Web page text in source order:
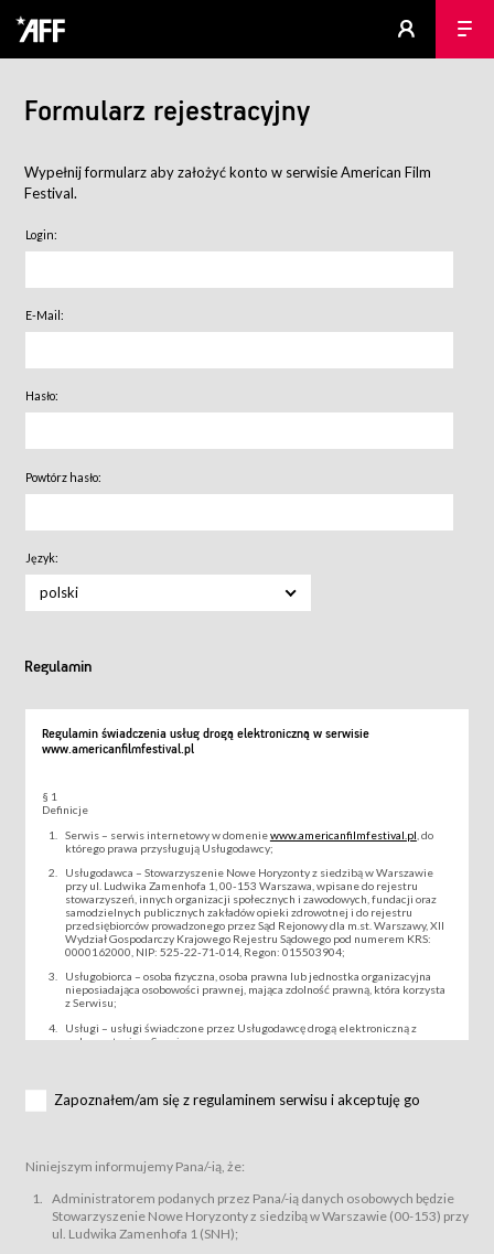
Formularz rejestracyjny
Wypełnij formularz aby założyć konto w serwisie American Film
Festival.
Login:
E-Mail:
Hasło:
Powtórz hasło:
Język:
polski
Regulamin
Regulamin świadczenia usług drogą elektroniczną w serwisie
www.americanfilmfestival.pl
§ 1
Definicje
Serwis – serwis internetowy w domeniewww.americanfilmfestival.pl , do
którego prawa przysługują Usługodawcy;
Usługodawca – Stowarzyszenie Nowe Horyzonty z siedzibą w Warszawie
przy ul. Ludwika Zamenhofa 1, 00-153 Warszawa, wpisane do rejestru
stowarzyszeń, innych organizacji społecznych i zawodowych, fundacji oraz
samodzielnych publicznych zakładów opieki zdrowotnej i do rejestru
przedsiębiorców prowadzonego przez Sąd Rejonowy dla m.st. Warszawy, XII
Wydział Gospodarczy Krajowego Rejestru Sądowego pod numerem KRS:
0000162000, NIP: 525-22-71-014, Regon: 015503904;
Usługobiorca – osoba fizyczna, osoba prawna lub jednostka organizacyjna
nieposiadająca osobowości prawnej, mająca zdolność prawną, która korzysta
z Serwisu;
Usługi – usługi świadczone przez Usługodawcę drogą elektroniczną z
wykorzystaniem Serwisu;
za pośrednictwem Serwisu;
podmiotom z branży mediów i filmowej (Akredytacje);
Bilety – wybrane dokumenty potwierdzające zawarcie umowy z
Usługodawcą i uprawniające do wzięcia udziału w Wydarzeniu,
przewidziane przez Usługodawcę dla danego Wydarzenia, tj. uprawniające
do uczestnictwa w wielu albo w pojedynczych seansach filmowych,
Zapoznałem/am się z regulaminem serwisu i akceptuję go
Niniejszym informujemy Pana/-ią, że:
Administratorem podanych przez Pana/-ią danych osobowych będzie
Stowarzyszenie Nowe Horyzonty z siedzibą w Warszawie (00-153) przy
ul. Ludwika Zamenhofa 1 (SNH);